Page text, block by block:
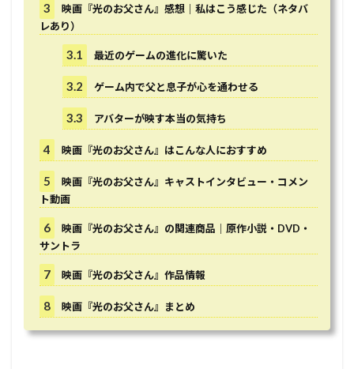
3
映画『光のお父さん』感想｜私はこう感じた（ネタバ
レあり）
3.1 最近のゲームの進化に驚いた
3.2 ゲーム内で父と息子が心を通わせる
3.3 アバターが映す本当の気持ち
4 映画『光のお父さん』はこんな人におすすめ
5
映画『光のお父さん』キャストインタビュー・コメン
ト動画
6
映画『光のお父さん』の関連商品｜原作小説・DVD・
サントラ
7 映画『光のお父さん』作品情報
8 映画『光のお父さん』まとめ